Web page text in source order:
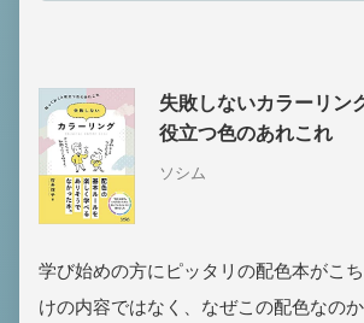
失敗しないカラーリン
役立つ色のあれこれ
ソシム
学び始めの方にピッタリの配色本がこ
けの内容ではなく、なぜこの配色なの